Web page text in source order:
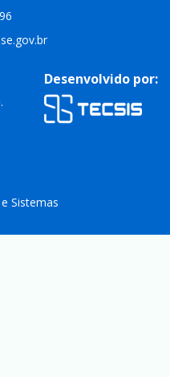
Desenvolvido por:
Sistemas